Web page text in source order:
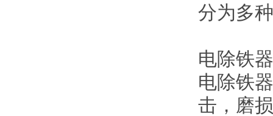
分为多
电除铁
电除铁
击，磨